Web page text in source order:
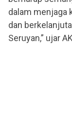
dalam menjaga
dan
Seruyan,” ujar